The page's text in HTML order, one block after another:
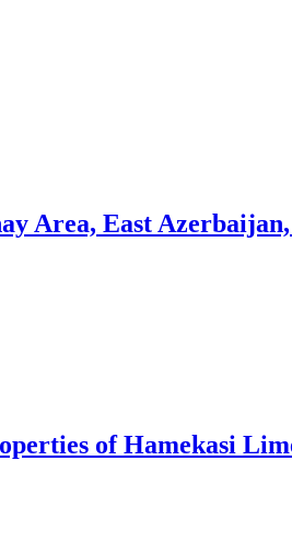
Area, East
of Hamekasi